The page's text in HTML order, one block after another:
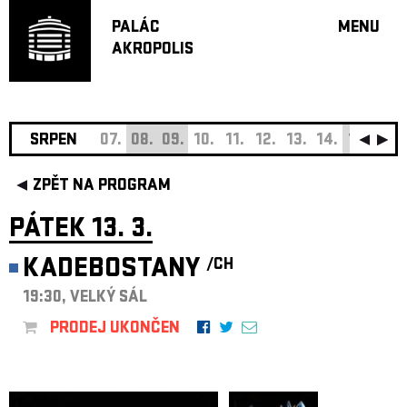
PALÁC
AKROPOLIS
MENU
JAZZ
SRPEN 07. 08. 09. 10. 11. 12. 13. 14. 15. 16.
ZPĚT NA PROGRAM
PÁTEK 13. 3.
KADEBOSTANY /CH
19:30, VELKÝ SÁL
PRODEJ UKONČEN